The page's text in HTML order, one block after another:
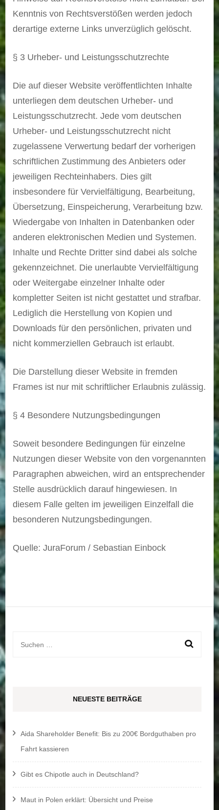
Kenntnis von Rechtsverstößen werden jedoch
derartige externe Links unverzüglich gelöscht.
§ 3 Urheber- und Leistungsschutzrechte
Die auf dieser Website veröffentlichten Inhalte
unterliegen dem deutschen Urheber- und
Leistungsschutzrecht. Jede vom deutschen
Urheber- und Leistungsschutzrecht nicht
zugelassene Verwertung bedarf der vorherigen
schriftlichen Zustimmung des Anbieters oder
jeweiligen Rechteinhabers. Dies gilt
insbesondere für Vervielfältigung, Bearbeitung,
Übersetzung, Einspeicherung, Verarbeitung bzw.
Wiedergabe von Inhalten in Datenbanken oder
anderen elektronischen Medien und Systemen.
Inhalte und Rechte Dritter sind dabei als solche
gekennzeichnet. Die unerlaubte Vervielfältigung
oder Weitergabe einzelner Inhalte oder
kompletter Seiten ist nicht gestattet und strafbar.
Lediglich die Herstellung von Kopien und
Downloads für den persönlichen, privaten und
nicht kommerziellen Gebrauch ist erlaubt.
Die Darstellung dieser Website in fremden
Frames ist nur mit schriftlicher Erlaubnis zulässig.
§ 4 Besondere Nutzungsbedingungen
Soweit besondere Bedingungen für einzelne
Nutzungen dieser Website von den vorgenannten
Paragraphen abweichen, wird an entsprechender
Stelle ausdrücklich darauf hingewiesen. In
diesem Falle gelten im jeweiligen Einzelfall die
besonderen Nutzungsbedingungen.
Quelle: JuraForum / Sebastian Einbock
Suchen
NEUESTE BEITRÄGE
Aida Shareholder Benefit: Bis zu 200€ Bordguthaben pro
Fahrt kassieren
Gibt es Chipotle auch in Deutschland?
Maut in Polen erklärt: Übersicht und Preise